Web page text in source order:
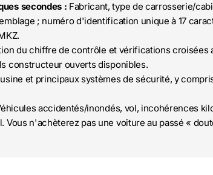
secondes : Fabricant, type de carrosserie/
; numéro d'identification unique à 17
du chiffre de contrôle et vérifications croisées
constructeur ouverts disponibles.
et principaux systèmes de sécurité, y
accidentés/inondés, vol, incohérences
n'achèterez pas une voiture au passé «